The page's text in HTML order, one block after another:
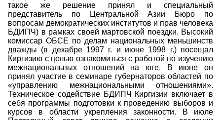
такое же решение принял и специальный
представитель по Центральной Азии Бюро по
вопросам демократических институтов и прав человека
БДИПЧ) в рамках своей мартовской поездки. Высокий
комиссар ОБСЕ по делам национальных меньшинств
дважды (в декабре 1997 г. и июне 1998 г.) посещал
Киргизию с целью ознакомиться с работой по изучению
межнациональных отношений на юге. В июне он
принял участие в семинаре губернаторов областей по
«управлению межнациональными отношениями».
Техническое содействие БДИПЧ Киргизии включает в
себя программы подготовки к проведению выборов и
курсов в области укрепления законности. В июле